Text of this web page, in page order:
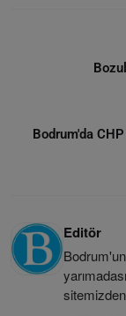
Bodrum'da
Editör